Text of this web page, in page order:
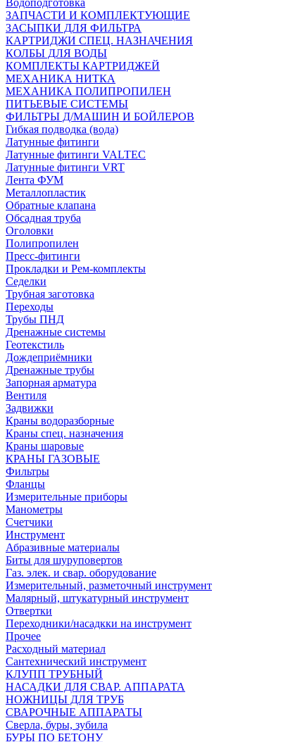
Водоподготовка
ЗАПЧАСТИ И КОМПЛЕКТУЮЩИЕ
ЗАСЫПКИ ДЛЯ ФИЛЬТРА
КАРТРИДЖИ СПЕЦ. НАЗНАЧЕНИЯ
КОЛБЫ ДЛЯ ВОДЫ
КОМПЛЕКТЫ КАРТРИДЖЕЙ
МЕХАНИКА НИТКА
МЕХАНИКА ПОЛИПРОПИЛЕН
ПИТЬЕВЫЕ СИСТЕМЫ
ФИЛЬТРЫ Д/МАШИН И БОЙЛЕРОВ
Гибкая подводка (вода)
Латунные фитинги
Латунные фитинги VALTEC
Латунные фитинги VRT
Лента ФУМ
Металлопластик
Обратные клапана
Обсадная труба
Оголовки
Полипропилен
Пресс-фитинги
Прокладки и Рем-комплекты
Седелки
Трубная заготовка
Переходы
Трубы ПНД
Дренажные системы
Геотекстиль
Дождеприёмники
Дренажные трубы
Запорная арматура
Вентиля
Задвижки
Краны водоразборные
Краны спец. назначения
Краны шаровые
КРАНЫ ГАЗОВЫЕ
Фильтры
Фланцы
Измерительные приборы
Манометры
Счетчики
Инструмент
Абразивные материалы
Биты для шуруповертов
Газ. элек. и свар. оборудование
Измерительный, разметочный инструмент
Малярный, штукатурный инструмент
Отвертки
Переходники/насадкки на инструмент
Прочее
Расходный материал
Сантехнический инструмент
КЛУПП ТРУБНЫЙ
НАСАДКИ ДЛЯ СВАР. АППАРАТА
НОЖНИЦЫ ДЛЯ ТРУБ
СВАРОЧНЫЕ АППАРАТЫ
Сверла, буры, зубила
БУРЫ ПО БЕТОНУ